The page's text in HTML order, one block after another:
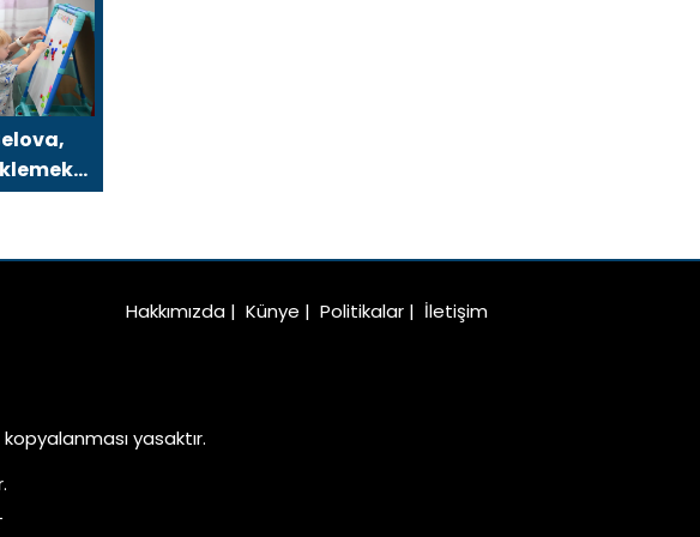
alanlar
Hakkımızda | Künye | Politikalar | İletişim
yasaktır.